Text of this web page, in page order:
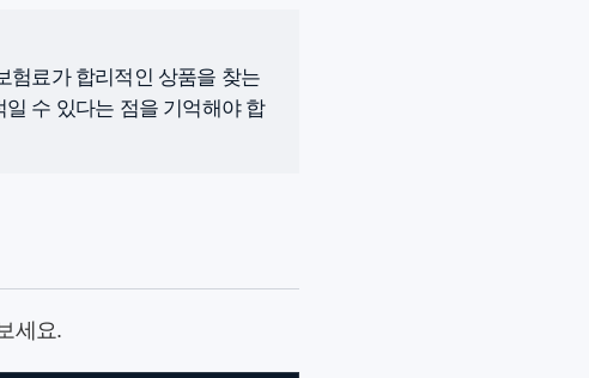
험료가 합리적인 상품을 찾는
수 있다는 점을 기억해야 합
세요.